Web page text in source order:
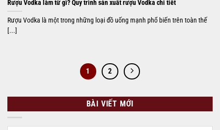
Rượu Vodka làm từ gì? Quy trình sản xuất rượu Vodka chi tiết
Rượu Vodka là một trong những loại đồ uống mạnh phổ biến trên toàn thế
[...]
1 2
BÀI VIẾT MỚI